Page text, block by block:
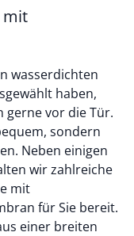
mit
wasserdichten
haben,
gerne vor die Tür.
sondern
Neben einigen
wir zahlreiche
mit
für Sie bereit.
einer breiten